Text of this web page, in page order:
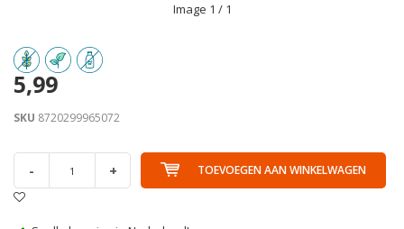
Image 1 / 1
5,99
SKU 8720299965072
- + TOEVOEGEN AAN WINKELWAGEN